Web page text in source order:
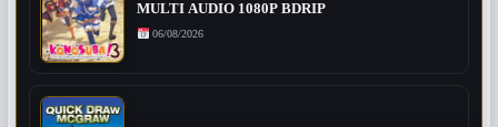
MULTI AUDIO 1080P BDRIP
06/08/2026